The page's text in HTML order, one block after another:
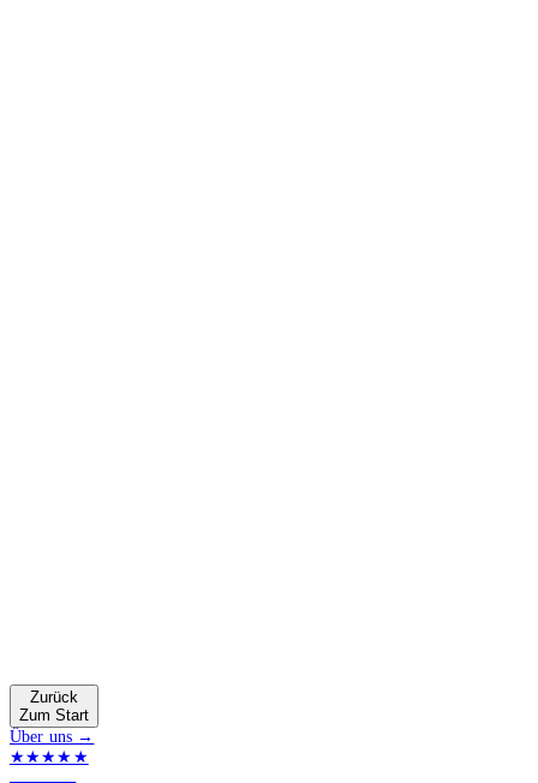
Zurück
Zum Start
Über uns →
★★★★★